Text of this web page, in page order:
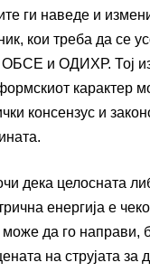
ги наведе и
кои треба да се
ОБСЕ и ОДИХР. Тој
карактер
консензус и
дека целосната
енергија е
да го направи,
на струјата за